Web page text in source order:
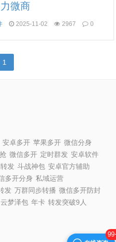
微商
2025-11-02 2967 0
1
安卓多开 苹果多开 微信分身
微信多开 定时群发 安卓软件
发 斗战神包 安卓官方辅助
多开分身 私域运营
发 万群同步转播 微信多开防封
云梦泽包 年卡 转发突破9人